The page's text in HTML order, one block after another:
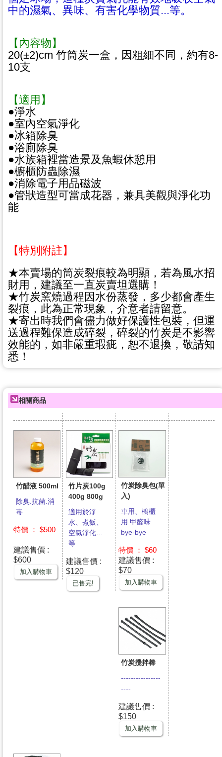
中的濕氣、異味、有害化學物質...等。
【內容物】
20(±2)cm 竹筒炭一盒，因粗細不同，約有8-
10支
【適用】
●淨水
●室內空氣淨化
●冰箱除臭
●浴廁除臭
●水族箱裡當造景及魚蝦休憩用
●櫥櫃防蟲除濕
●消除電子用品磁波
●管狀造型可當成花器，兼具美觀與淨化功
能
【特別附註】
★本賣場的筒炭裂痕較為明顯，若為風水招
財用，建議至一直炭賣坦選購！
★竹炭窯燒過程因水份蒸發，多少都會產生
裂痕，此為正常現象，介意者請留意。
★寄出時我們會儘力做好保護性包裝，但運
送過程難保造成碎裂，碎裂的竹炭是不影響
效能的，如非嚴重瑕疵，恕不退換，敬請知
悉！
相關商品
竹醋液 500ml
除臭.抗菌.消
毒
特價 ： $500
建議售價 :
$600
加入購物車
竹片炭100g
400g 800g
適用於淨
水、煮飯、
空氣淨化…
等
建議售價 :
$120
已售完!
竹炭除臭包(單
入)
車用、櫥櫃
用 甲醛味
bye-bye
特價 ： $60
建議售價 :
$70
加入購物車
竹炭攪拌棒
----------------
----
建議售價 :
$150
加入購物車